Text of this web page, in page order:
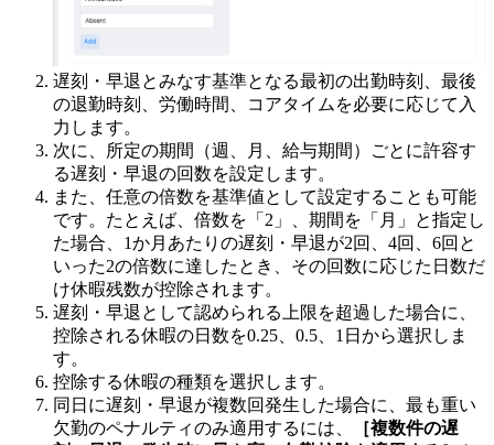
遅刻・早退とみなす基準となる最初の出勤時刻、最後
の退勤時刻、労働時間、コアタイムを必要に応じて入
力します。
次に、所定の期間（週、月、給与期間）ごとに許容す
る遅刻・早退の回数を設定します。
また、任意の倍数を基準値として設定することも可能
です。たとえば、倍数を「2」、期間を「月」と指定し
た場合、1か月あたりの遅刻・早退が2回、4回、6回と
いった2の倍数に達したとき、その回数に応じた日数だ
け休暇残数が控除されます。
遅刻・早退として認められる上限を超過した場合に、
控除される休暇の日数を0.25、0.5、1日から選択しま
す。
控除する休暇の種類を選択します。
同日に遅刻・早退が複数回発生した場合に、最も重い
欠勤のペナルティのみ適用するには、
［複数件の遅